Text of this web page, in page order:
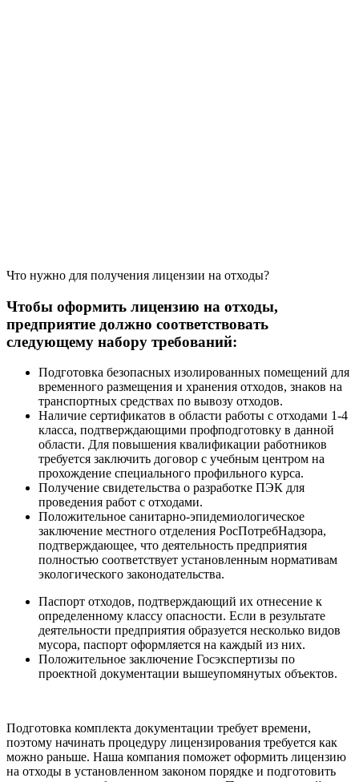
Что нужно для получения лицензии на отходы?
Чтобы оформить лицензию на отходы,
предприятие должно соответствовать
следующему набору требований:
Подготовка безопасных изолированных помещений для
временного размещения и хранения отходов, знаков на
транспортных средствах по вывозу отходов.
Наличие сертификатов в области работы с отходами 1-4
класса, подтверждающими профподготовку в данной
области. Для повышения квалификации работников
требуется заключить договор с учебным центром на
прохождение специального профильного курса.
Получение свидетельства о разработке ПЭК для
проведения работ с отходами.
Положительное санитарно-эпидемиологическое
заключение местного отделения РосПотребНадзора,
подтверждающее, что деятельность предприятия
полностью соответствует установленным нормативам
экологического законодательства.
Паспорт отходов, подтверждающий их отнесение к
определенному классу опасности. Если в результате
деятельности предприятия образуется несколько видов
мусора, паспорт оформляется на каждый из них.
Положительное заключение Госэкспертизы по
проектной документации вышеупомянутых объектов.
Подготовка комплекта документации требует времени,
поэтому начинать процедуру лицензирования требуется как
можно раньше. Наша компания поможет оформить лицензию
на отходы в установленном законом порядке и подготовить